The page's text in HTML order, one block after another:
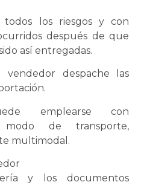
todos los riesgos y con
después de que
así entregadas.
despache las
emplearse con
modo de transporte,
multimodal .
y los documentos